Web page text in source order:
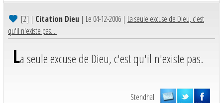
[2] | Citation Dieu | Le 04-12-2006 | La seule excuse de Dieu, c'est
qu'il n'existe pas....
La seule excuse de Dieu, c'est qu'il n'existe pas.
Stendhal